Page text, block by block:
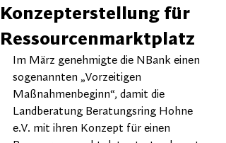
Konzepterstellung für
Ressourcenmarktplatz
Im März genehmigte die NBank einen
sogenannten „Vorzeitigen
Maßnahmenbeginn“, damit die
Landberatung Beratungsring Hohne
e.V. mit ihren Konzept für einen